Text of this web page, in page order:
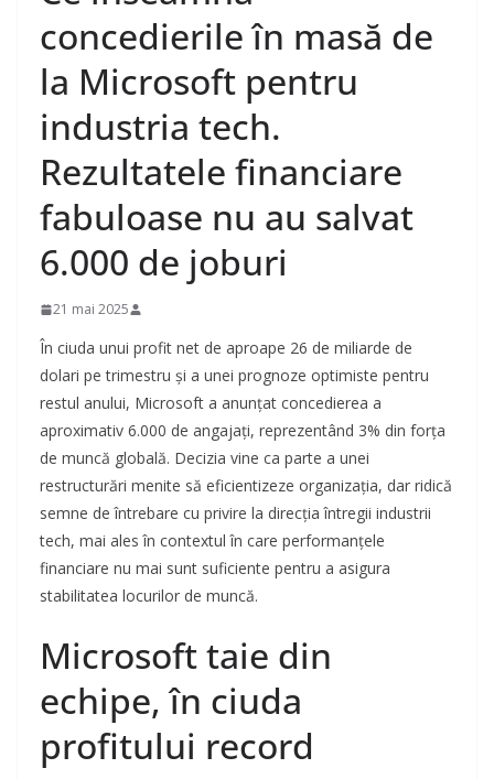
concedierile în masă de
la Microsoft pentru
industria tech.
Rezultatele financiare
fabuloase nu au salvat
6.000 de joburi
21 mai 2025
În ciuda unui profit net de aproape 26 de miliarde de
dolari pe trimestru și a unei prognoze optimiste pentru
restul anului, Microsoft a anunțat concedierea a
aproximativ 6.000 de angajați, reprezentând 3% din forța
de muncă globală. Decizia vine ca parte a unei
restructurări menite să eficientizeze organizația, dar ridică
semne de întrebare cu privire la direcția întregii industrii
tech, mai ales în contextul în care performanțele
financiare nu mai sunt suficiente pentru a asigura
stabilitatea locurilor de muncă.
Microsoft taie din
echipe, în ciuda
profitului record